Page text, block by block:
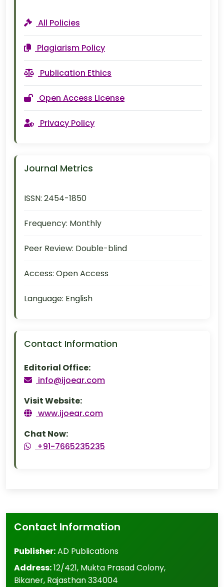
All Policies
Plagiarism Policy
Publication Ethics
Open Access License
Privacy Policy
Journal Metrics
ISSN: 2454-1850
Frequency: Monthly
Peer Review: Double-blind
Access: Open Access
Language: English
Contact Information
Editorial Office:
info@ijoear.com
Visit Website:
www.ijoear.com
Chat Now:
+91-7665235235
Contact Information
Publisher:AD Publications
Address:12/421, Mukta Prasad Colony,
Bikaner, Rajasthan334004